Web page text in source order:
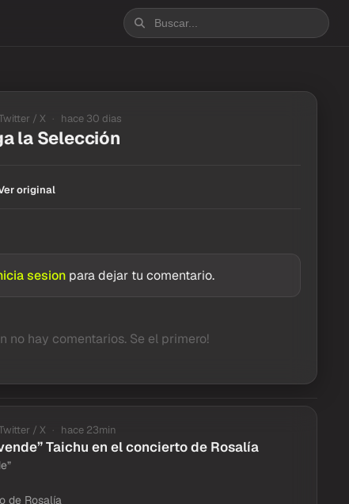
/ X hace 30 dias
la Selección
original
sesion para dejar tu comentario.
no hay comentarios. Se el primero!
/ X hace 23min
Taichu en el concierto de Rosalía
de Rosalía